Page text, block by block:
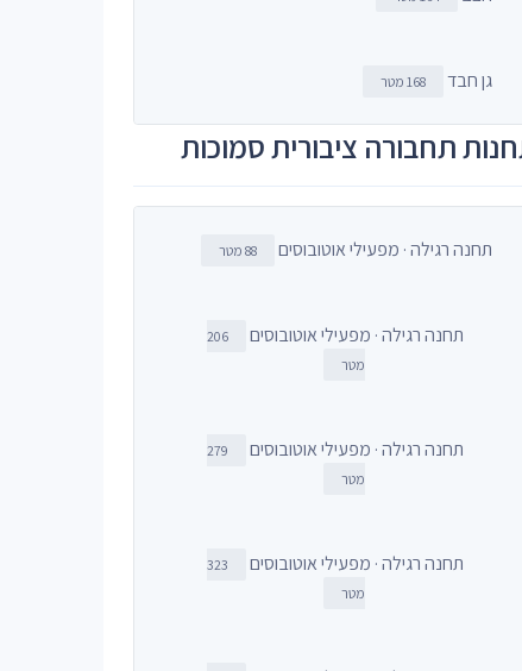
גן חבד 168 מטר
תחבורה ציבורית סמוכות
תחנה רגילה · מפעילי אוטובוסים 88 מטר
תחנה רגילה · מפעילי אוטובוסים
206
מטר
תחנה רגילה · מפעילי אוטובוסים
279
מטר
תחנה רגילה · מפעילי אוטובוסים
323
מטר